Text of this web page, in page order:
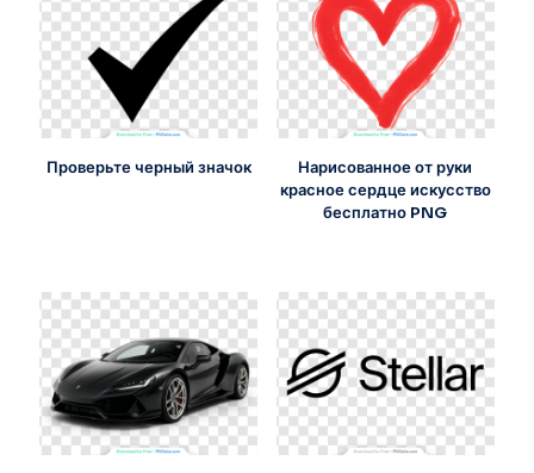
Проверьте черный значок
Нарисованное от руки
красное сердце искусство
бесплатно PNG